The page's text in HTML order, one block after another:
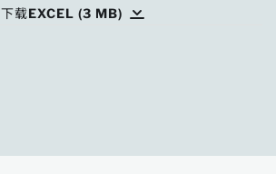
下载EXCEL (3 MB)